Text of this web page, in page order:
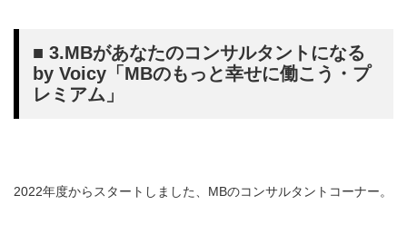
■ 3.MBがあなたのコンサルタントになる
by Voicy「MBのもっと幸せに働こう・プ
レミアム」
2022年度からスタートしました、MBのコンサルタントコーナー。